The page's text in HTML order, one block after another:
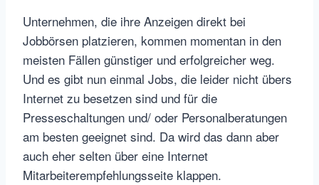
Unternehmen, die ihre Anzeigen direkt bei
Jobbörsen platzieren, kommen momentan in den
meisten Fällen günstiger und erfolgreicher weg.
Und es gibt nun einmal Jobs, die leider nicht übers
Internet zu besetzen sind und für die
Presseschaltungen und/ oder Personalberatungen
am besten geeignet sind. Da wird das dann aber
auch eher selten über eine Internet
Mitarbeiterempfehlungsseite klappen.